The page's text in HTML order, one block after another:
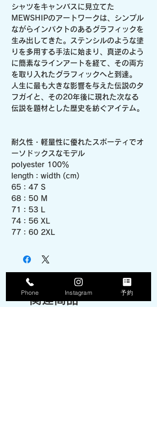
シャツをキャンバスに見立てた
MEWSHIPのアートワークは、シンプル
ながらインパクトのあるグラフィックを
生み出してきた。ステンシルのような塗
りを多用する手法に始まり、真逆のよう
に簡素なラインアートを経て、その両方
を取り入れたグラフィックへと到達。
人生に最も大きな影響を与えた伝説のタ
フガイと、その20年後に現れた次なる
伝説を題材とした歴史を紡ぐアイテム。
耐久性・軽量性に優れたスポーティでオ
ーソドックスなモデル
polyester 100％
length：width (cm)
65：47 S
68：50 M
71：53 L
74：56 XL
77：60 2XL
関連商品
Phone Instagram 予約